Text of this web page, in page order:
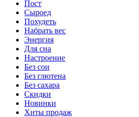
Пост
Сыроед
Похудеть
Набрать вес
Энергия
Для сна
Настроение
Без сои
Без глютена
Без сахара
Скидки
Новинки
Хиты продаж